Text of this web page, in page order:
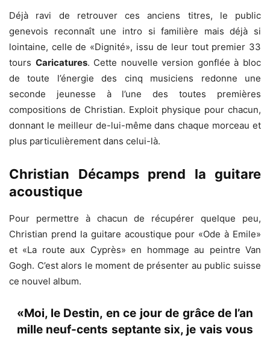
Déjà ravi de retrouver ces anciens titres, le public
genevois reconnaît une intro si familière mais déjà si
lointaine, celle de «Dignité», issu de leur tout premier 33
tours Caricatures. Cette nouvelle version gonflée à bloc
de toute l’énergie des cinq musiciens redonne une
seconde jeunesse à l’une des toutes premières
compositions de Christian. Exploit physique pour chacun,
donnant le meilleur de-lui-même dans chaque morceau et
plus particulièrement dans celui-là.
Christian Décamps prend la guitare
acoustique
Pour permettre à chacun de récupérer quelque peu,
Christian prend la guitare acoustique pour «Ode à Emile»
et «La route aux Cyprès» en hommage au peintre Van
Gogh. C’est alors le moment de présenter au public suisse
ce nouvel album.
«Moi, le Destin, en ce jour de grâce de l’an
mille neuf-cents septante six, je vais vous